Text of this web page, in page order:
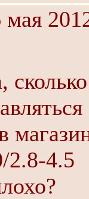
мая
2.8-4.5